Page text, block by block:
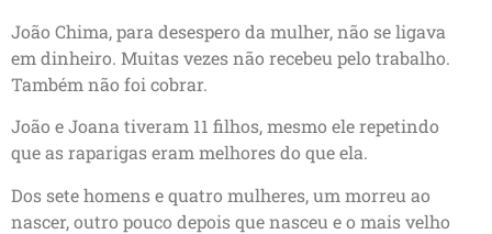
João Chima, para desespero da mulher, não se ligava
em dinheiro. Muitas vezes não recebeu pelo trabalho.
Também não foi cobrar.
João e Joana tiveram 11 filhos, mesmo ele repetindo
que as raparigas eram melhores do que ela.
Dos sete homens e quatro mulheres, um morreu ao
nascer, outro pouco depois que nasceu e o mais velho